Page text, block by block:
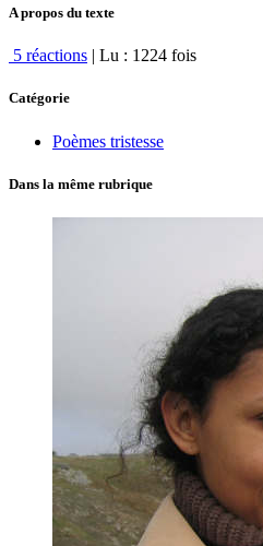
A propos du texte
5 réactions | Lu : 1224 fois
Catégorie
Poèmes tristesse
Dans la même rubrique